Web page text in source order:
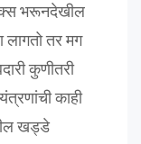
भरूनदेखील
लागतोतरमग
कुणीतरी
यंत्रणांचीकाही
खड्डे